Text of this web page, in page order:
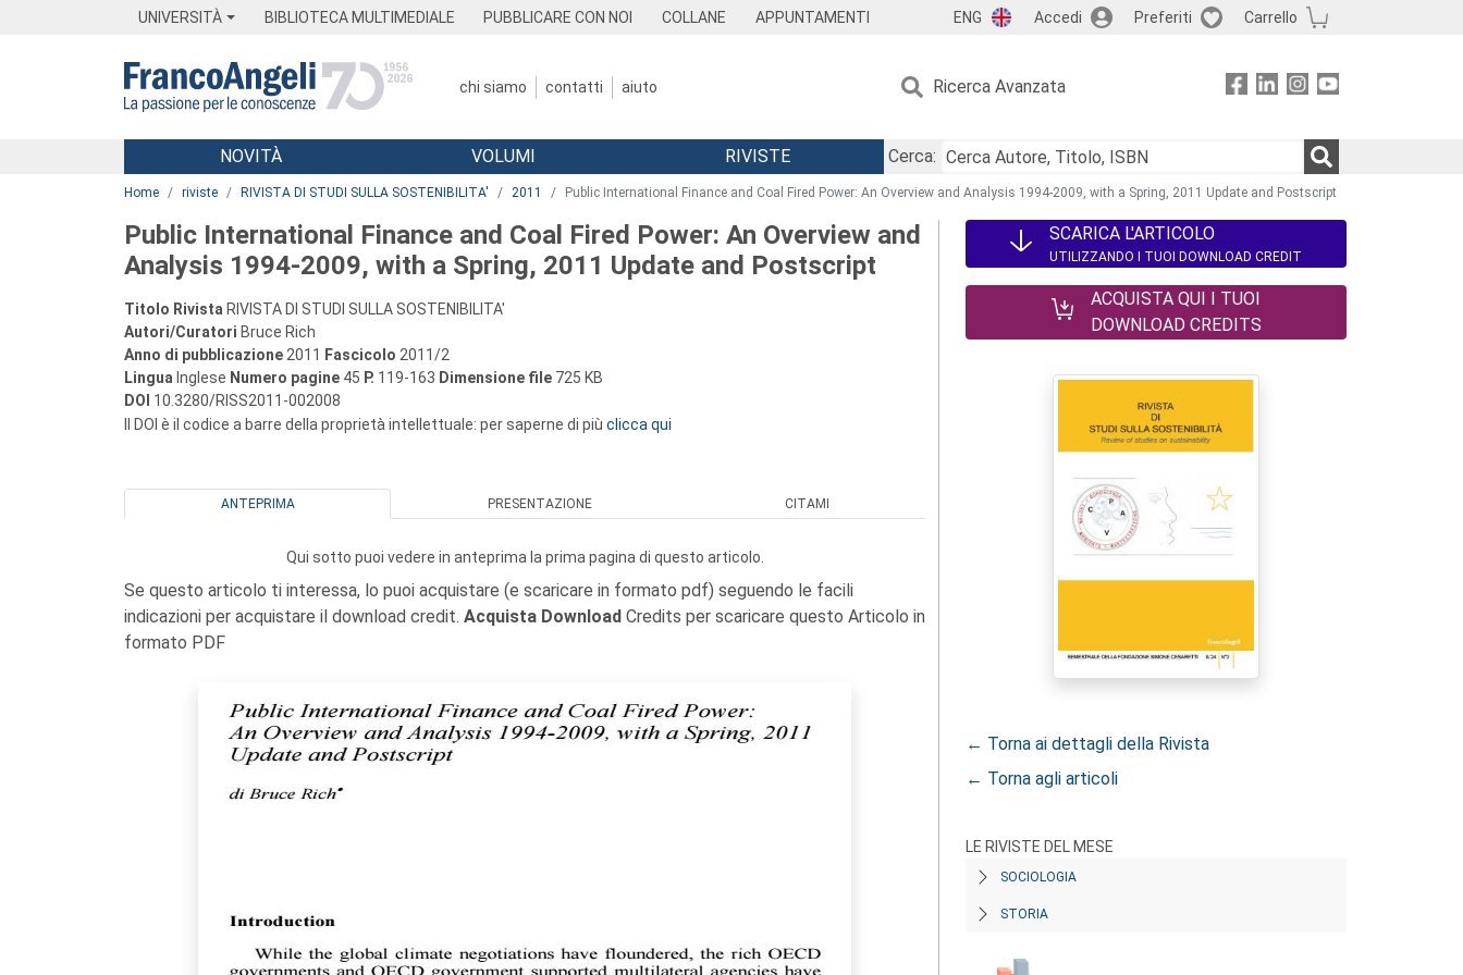
UNIVERSITÀ BIBLIOTECA MULTIMEDIALE PUBBLICARE CON NOI COLLANE APPUNTAMENTI ENG Accedi Preferiti Carrello
chi siamo contatti aiuto Ricerca Avanzata
Menu
NOVITÀ VOLUMI RIVISTE
Cerca:
Home riviste RIVISTA DI STUDI SULLA SOSTENIBILITA' 2011 Public International Finance and Coal Fired Power: An Overview and Analysis 1994-2009, with a Spring, 2011 Update and Postscript
Public International Finance and Coal Fired Power: An Overview and
Analysis 1994-2009, with a Spring, 2011 Update and Postscript
Titolo Rivista RIVISTA DI STUDI SULLA SOSTENIBILITA'
Autori/Curatori Bruce Rich
Anno di pubblicazione 2011 Fascicolo 2011/2
Lingua Inglese Numero pagine 45 P. 119-163 Dimensione file 725 KB
DOI 10.3280/RISS2011-002008
Il DOI è il codice a barre della proprietà intellettuale: per saperne di più clicca qui
ANTEPRIMA PRESENTAZIONE CITAMI
Qui sotto puoi vedere in anteprima la prima pagina di questo articolo.
Se questo articolo ti interessa, lo puoi acquistare (e scaricare in formato pdf) seguendo le facili
indicazioni per acquistare il download credit. Acquista Download Credits per scaricare questo Articolo in
formato PDF
SCARICA L'ARTICOLO
UTILIZZANDO I TUOI DOWNLOAD CREDIT
ACQUISTA QUI I TUOI
DOWNLOAD CREDITS
← Torna ai dettagli della Rivista
← Torna agli articoli
LE RIVISTE DEL MESE
SOCIOLOGIA
STORIA